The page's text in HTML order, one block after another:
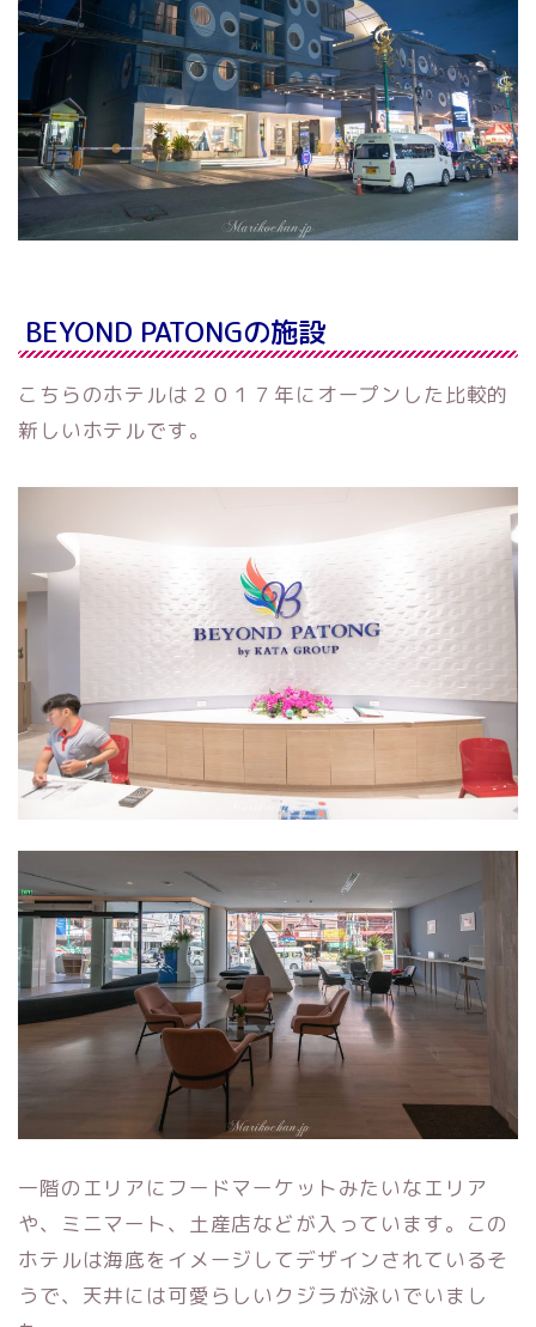
BEYOND PATONGの施設
こちらのホテルは２０１７年にオープンした比較的
新しいホテルです。
一階のエリアにフードマーケットみたいなエリア
や、ミニマート、土産店などが入っています。この
ホテルは海底をイメージしてデザインされているそ
うで、天井には可愛らしいクジラが泳いでいまし